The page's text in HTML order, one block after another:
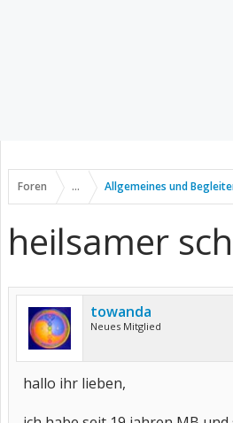
Foren ... Allgemeines und
heilsamer
towanda
Neues Mitglied
hallo ihr lieben,